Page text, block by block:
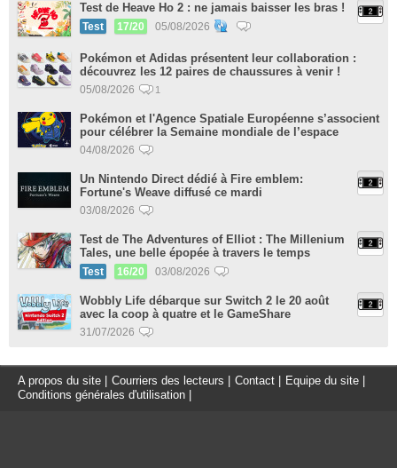
Test de Heave Ho 2 : ne jamais baisser les bras !
Test 17/20 05/08/2026
Pokémon et Adidas présentent leur collaboration :
découvrez les 12 paires de chaussures à venir !
05/08/2026 1
Pokémon et l'Agence Spatiale Européenne s’associent
pour célébrer la Semaine mondiale de l’espace
04/08/2026
Un Nintendo Direct dédié à Fire emblem:
Fortune's Weave diffusé ce mardi
03/08/2026
Test de The Adventures of Elliot : The Millenium
Tales, une belle épopée à travers le temps
Test 16/20 03/08/2026
Wobbly Life débarque sur Switch 2 le 20 août
avec la coop à quatre et le GameShare
31/07/2026
A propos du site Courriers des lecteurs Contact Equipe du site
Conditions générales d'utilisation